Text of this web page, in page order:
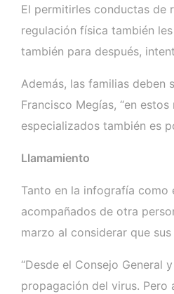
El permitirles conductas de
regulación física también
también para después,
Además, las familias deben
Francisco Megías, “en
especializados también es
Llamamiento
Tanto en la infografía como
acompañados de otra
marzo al considerar que
“Desde el Consejo General
propagación del virus. Pero